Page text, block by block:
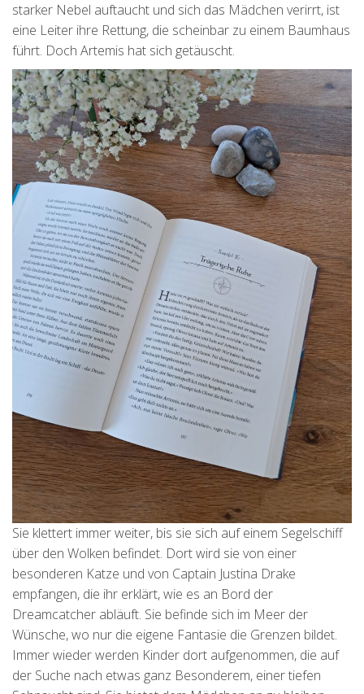
starker Nebel auftaucht und sich das Mädchen verirrt, ist
eine Leiter ihre Rettung, die scheinbar zu einem Baumhaus
führt. Doch Artemis hat sich getäuscht.
Sie klettert immer weiter, bis sie sich auf einem Segelschiff
über den Wolken befindet. Dort wird sie von einer
besonderen Katze und von Captain Justina Drake
empfangen, die ihr erklärt, wie es an Bord der
Dreamcatcher abläuft. Sie befinde sich im Meer der
Wünsche, wo nur die eigene Fantasie die Grenzen bildet.
Immer wieder werden Kinder dort aufgenommen, die auf
der Suche nach etwas ganz Besonderem, einer tiefen